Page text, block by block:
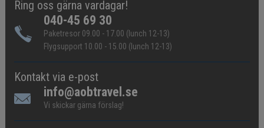
Ring oss gärna vardagar!
040-45 69 30
Paketresor 09.00 - 17.00 (lunch 12-13)
Flygsupport 10.00 - 15.00 (lunch 12-13)
Kontakt via e-post
info@aobtravel.se
Vi skickar gärna förslag!